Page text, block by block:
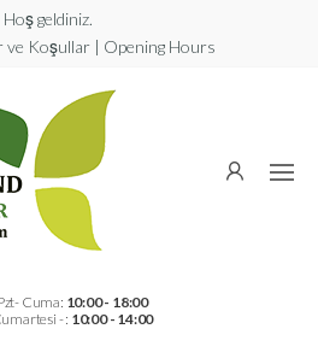
Hoş geldiniz.
ve Koşullar | Opening Hours
Görsel
Cuma: 10:00 - 18:00
- : 10:00 - 14:00